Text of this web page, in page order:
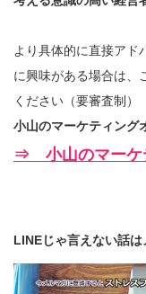
より具体的に直接アド
に興味がある場合は、
ください（要審査制）
小山のマーケティング
⇒ 小山のマーケ
LINEじゃ言えない話